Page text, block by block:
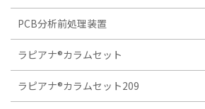
PCB分析前処理装置
ラピアナ®カラムセット
ラピアナ®カラムセット209